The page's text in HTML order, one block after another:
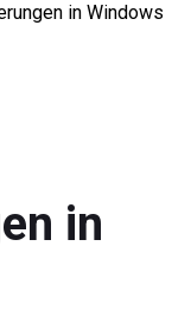
in Windows
in